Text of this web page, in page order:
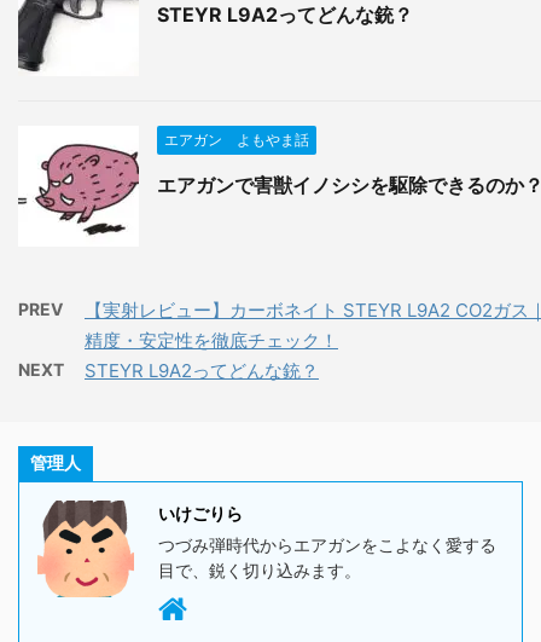
STEYR L9A2ってどんな銃？
エアガン よもやま話
エアガンで害獣イノシシを駆除できるのか
PREV
【実射レビュー】カーボネイト STEYR L9A2 CO2ガス
精度・安定性を徹底チェック！
NEXT STEYR L9A2ってどんな銃？
管理人
いけごりら
つづみ弾時代からエアガンをこよなく愛する
目で、鋭く切り込みます。